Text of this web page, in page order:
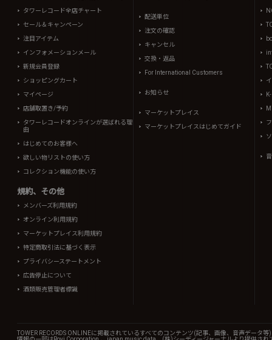
タワーレコード全店チャート
セール＆キャンペーン
注目アイテム
インフォメーションメール
新規会員登録
ショッピングカート
マイページ
店舗取置き/予約
タワーレコードオンラインが選ばれる理
由
はじめてのお客様へ
欲しい物リストの使い方
コレクション機能の使い方
規約、その他
メンバーズ利用規約
オンライン利用規約
マーケットプレイス利用規約
特定商取引法に基づく表示
プライバシーステートメント
広告停止について
酒類販売管理者標識
配送単位
注文の確認
キャンセル
交換・返品
For International Customers
お知らせ
マーケットプレイス
マーケットプレイスはじめてガイド
TOWER RECORDS ONLINEに掲載されているすべてのコンテンツ(記事、画像、音声データ